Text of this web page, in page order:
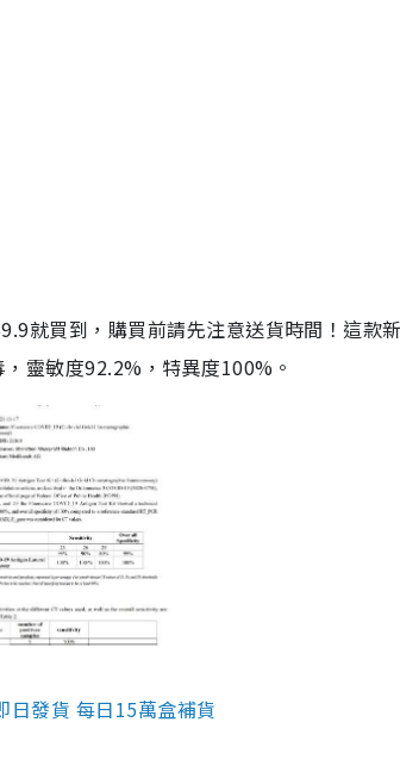
就買到，購買前請先注意送貨時間！這款
靈敏度92.2%，特異度100%。
日發貨 每日15萬盒補貨